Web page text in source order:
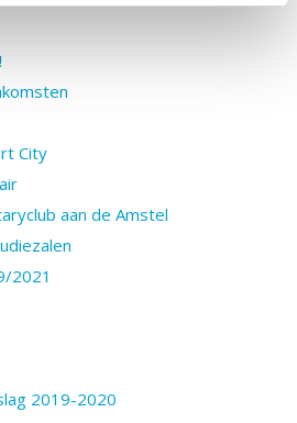
City
aan de Amstel
2021
2019-2020